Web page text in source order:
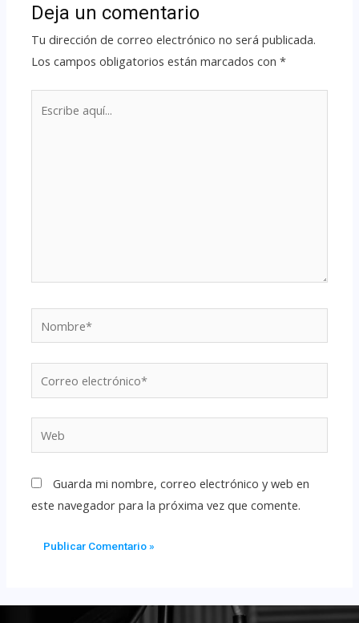
Deja un comentario
Tu dirección de correo electrónico no será publicada.
Los campos obligatorios están marcados con*
Guarda mi nombre, correo electrónico y web en
este navegador para la próxima vez que comente.